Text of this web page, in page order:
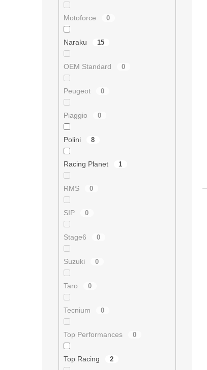
Motoforce 0
Naraku 15
OEM Standard 0
Peugeot 0
Piaggio 0
Polini 8
Racing Planet 1
RMS 0
SIP 0
Stage6 0
Suzuki 0
Taro 0
Tecnium 0
Top Performances 0
Top Racing 2